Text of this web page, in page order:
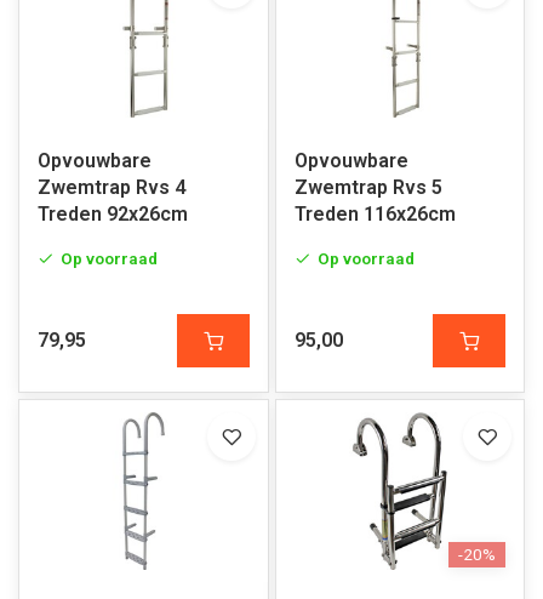
Opvouwbare
Zwemtrap Rvs 4
Treden 92x26cm
Op voorraad
79,95
Opvouwbare
Zwemtrap Rvs 5
Treden 116x26cm
Op voorraad
95,00
-20%